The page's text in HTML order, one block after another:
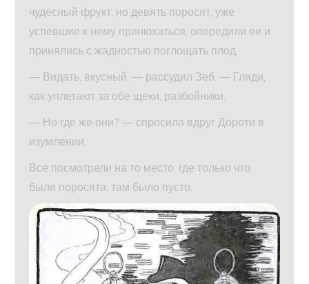
чудесный фрукт, но девять поросят, уже
успевшие к нему принюхаться, опередили ее и
принялись с жадностью поглощать плод.
— Видать, вкусный, — рассудил Зеб. — Гляди,
как уплетают за обе щеки, разбойники.
— Но где же они? — спросила вдруг Дороти в
изумлении.
Все посмотрели на то место, где только что
были поросята: там было пусто.